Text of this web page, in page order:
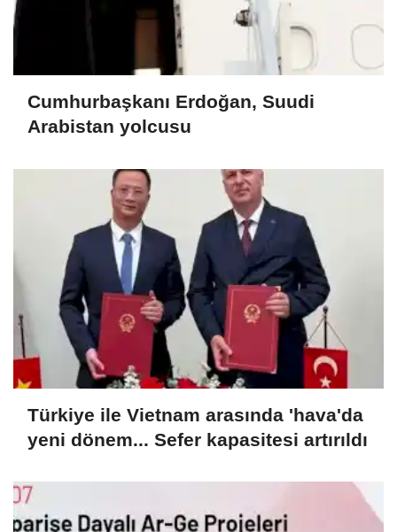
Cumhurbaşkanı Erdoğan, Suudi
Arabistan yolcusu
Türkiye ile Vietnam arasında 'hava'da
yeni dönem... Sefer kapasitesi artırıldı